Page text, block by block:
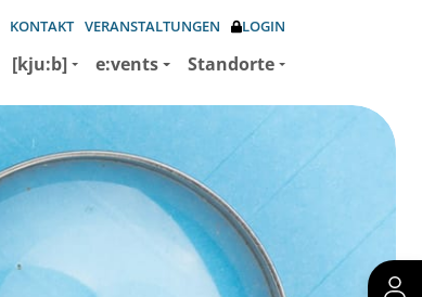
KONTAKT VERANSTALTUNGEN LOGIN
[kju:b] e:vents Standorte